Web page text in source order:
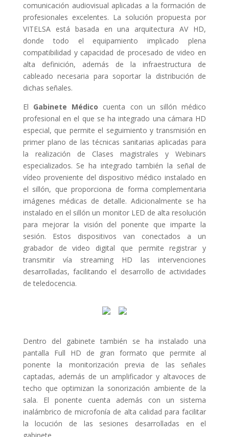
comunicación audiovisual aplicadas a la formación de
profesionales excelentes. La solución propuesta por
VITELSA está basada en una arquitectura AV HD,
donde todo el equipamiento implicado plena
compatibilidad y capacidad de procesado de video en
alta definición, además de la infraestructura de
cableado necesaria para soportar la distribución de
dichas señales.
El Gabinete Médico cuenta con un sillón médico
profesional en el que se ha integrado una cámara HD
especial, que permite el seguimiento y transmisión en
primer plano de las técnicas sanitarias aplicadas para
la realización de Clases magistrales y Webinars
especializados. Se ha integrado también la señal de
vídeo proveniente del dispositivo médico instalado en
el sillón, que proporciona de forma complementaria
imágenes médicas de detalle. Adicionalmente se ha
instalado en el sillón un monitor LED de alta resolución
para mejorar la visión del ponente que imparte la
sesión. Estos dispositivos van conectados a un
grabador de video digital que permite registrar y
transmitir vía streaming HD las intervenciones
desarrolladas, facilitando el desarrollo de actividades
de teledocencia.
Dentro del gabinete también se ha instalado una
pantalla Full HD de gran formato que permite al
ponente la monitorización previa de las señales
captadas, además de un amplificador y altavoces de
techo que optimizan la sonorización ambiente de la
sala. El ponente cuenta además con un sistema
inalámbrico de microfonía de alta calidad para facilitar
la locución de las sesiones desarrolladas en el